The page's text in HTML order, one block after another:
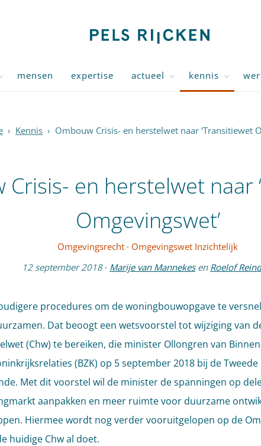
mensen expertise actueel kennis
› Kennis › Ombouw Crisis- en herstelwet naar ‘Transitiewet
Crisis- en herstelwet naar
Omgevingswet’
Omgevingsrecht · Omgevingswet Inzichtelijk
12 september 2018 · Marije van Mannekes en Roelof
procedures om de woningbouwopgave te
Dat beoogt een wetsvoorstel tot wijziging van
(Chw) te bereiken, die minister Ollongren van
(BZK) op 5 september 2018 bij de Tweede
Met dit voorstel wil de minister de spanningen op
aanpakken en meer ruimte voor duurzame
Hiermee wordt nog verder vooruitgelopen op de
huidige Chw al doet.